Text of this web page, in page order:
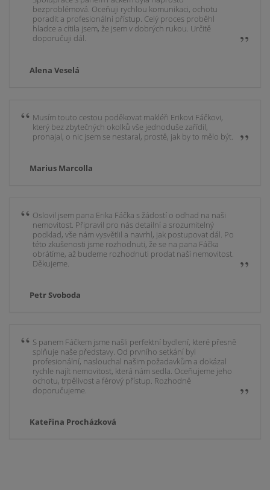
bezproblémová. Oceňuji rychlou komunikaci, ochotu
poradit a profesionální přístup. Celý proces proběhl
hladce a cítila jsem, že jsem v dobrých rukou. Určitě
doporučuji dál.
Alena Veselá
Musím touto cestou poděkovat makléři Erikovi Fáčkovi,
který bez zbytečných okolků vše jednoduše zařídil,
pronajal, o nic jsem se nestaral, prostě, jak by to mělo být.
Marius Marcolla
Oslovil jsem pana Erika Fáčka s žádostí o odhad na naši
nemovitost. Připravil pro nás detailní a srozumitelný
podklad, vše nám vysvětlil a navrhl, jak postupovat dál. Po
této zkušenosti jsme rozhodnuti, že se na pana Fáčka
obrátíme, až budeme rozhodnuti prodat naší nemovitost.
Děkujeme.
Petr Svoboda
S panem Fáčkem jsme našli perfektní bydlení, které přesně
splňuje naše představy. Od prvního setkání byl
profesionální, naslouchal našim požadavkům a dokázal
rychle najít nemovitost, která nám sedla. Oceňujeme jeho
ochotu, trpělivost a férový přístup. Rozhodně
doporučujeme.
Kateřina Procházková